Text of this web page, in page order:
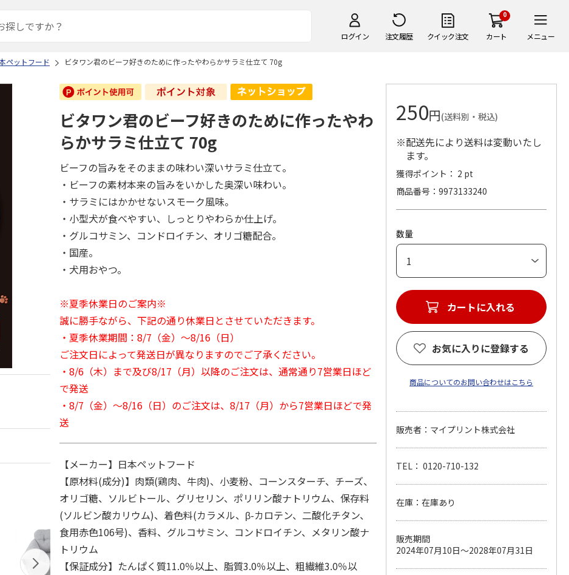
ログイン 注文履歴 クイック注文
0
カート メニュー
ペットフード ビタワン君のビーフ好きのために作ったやわらかサラミ仕立て 70g
ビタワン君のビーフ好きのために作ったやわ
らかサラミ仕立て 70g
ビーフの旨みをそのままの味わい深いサラミ仕立て。
・ビーフの素材本来の旨みをいかした奥深い味わい。
・サラミにはかかせないスモーク風味。
・小型犬が食べやすい、しっとりやわらか仕上げ。
・グルコサミン、コンドロイチン、オリゴ糖配合。
・国産。
・犬用おやつ。
※夏季休業日のご案内※
誠に勝手ながら、下記の通り休業日とさせていただきます。
・夏季休業期間：8/7（金）～8/16（日）
ご注文日によって発送日が異なりますのでご了承ください。
・8/6（木）まで及び8/17（月）以降のご注文は、通常通り7営業日ほど
で発送
・8/7（金）～8/16（日）のご注文は、8/17（月）から7営業日ほどで発
送
【メーカー】日本ペットフード
【原材料(成分)】肉類(鶏肉、牛肉)、小麦粉、コーンスターチ、チーズ、
オリゴ糖、ソルビトール、グリセリン、ポリリン酸ナトリウム、保存料
(ソルビン酸カリウム)、着色料(カラメル、β-カロテン、二酸化チタン、
食用赤色106号)、香料、グルコサミン、コンドロイチン、メタリン酸ナ
トリウム
【保証成分】たんぱく質11.0％以上、脂質3.0％以上、粗繊維3.0％以
250円(送料別・税込)
※配送先により送料は変動いたし
ます。
獲得ポイント： 2 pt
商品番号
9973133240
数量
カートに入れる
お気に入りに登録する
商品についてのお問い合わせはこちら
販売者：マイプリント株式会社
TEL： 0120-710-132
在庫：在庫あり
販売期間
2024年07月10日～2028年07月31日